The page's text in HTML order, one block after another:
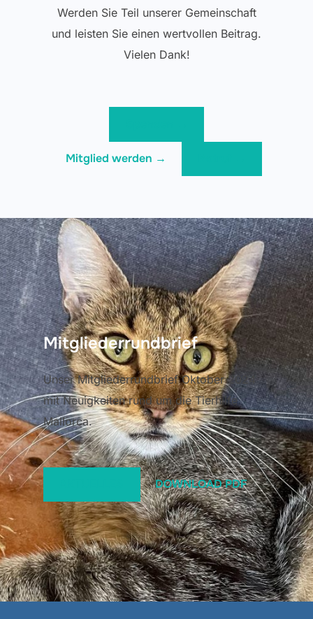
Werden Sie Teil unserer Gemeinschaft
und leisten Sie einen wertvollen Beitrag.
Vielen Dank!
Mitglied werden →
Mitgliederrundbrief
Unser Mitgliederrundbrief Oktober 2024
mit Neuigkeiten rund um die Tierhilfe
Mallorca.
DOWNLOAD PDF